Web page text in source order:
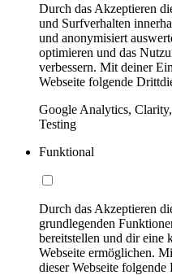
Durch das Akzeptieren
und Surfverhalten
und anonymisiert
optimieren und das
verbessern. Mit deiner
Webseite folgende
Google Analytics,
Testing
Funktional
Durch das Akzeptieren
grundlegenden
bereitstellen und dir eine
Webseite ermöglichen.
dieser Webseite folgende